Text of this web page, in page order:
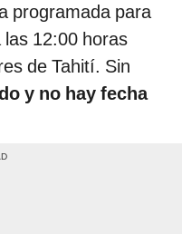
programada para
12:00 horas
de Tahití. Sin
y no hay fecha